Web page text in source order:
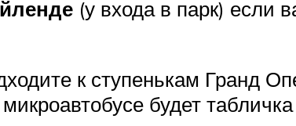
(у входа в парк) если
к ступенькам Гранд
микроавтобусе будет